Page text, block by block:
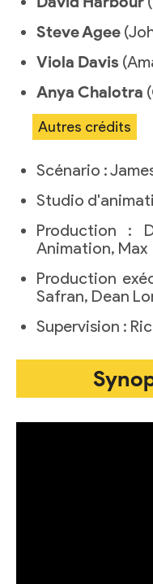
Steve Agee
Viola Davis
Anya Chalotra
Autres crédits
Scénario :
Studio
Production :
Animation, Max
Production
Safran, Dean
Supervision :